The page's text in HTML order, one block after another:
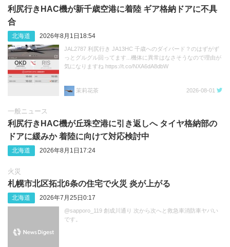
利尻行きHAC機が新千歳空港に着陸 ギア格納ドアに不具
合
北海道 2026年8月1日18:54
JAL2787 利尻行き JA13HC 千歳へのダイバード？のはずがず
っとグルグル回ってます...機体に異常はなさそうなので理由が
気になりますね https://t.co/NXA6dA8dbW
茉莉花茶 2026-08-01
一般ニュース
利尻行きHAC機が丘珠空港に引き返しへ タイヤ格納部の
ドアに緩みか 着陸に向けて対応検討中
北海道 2026年8月1日17:24
火災
札幌市北区拓北6条の住宅で火災 炎が上がる
北海道 2026年7月25日0:17
@sapporo_119 創成川通り 次から次へと救急車消防車ヤバい
です。